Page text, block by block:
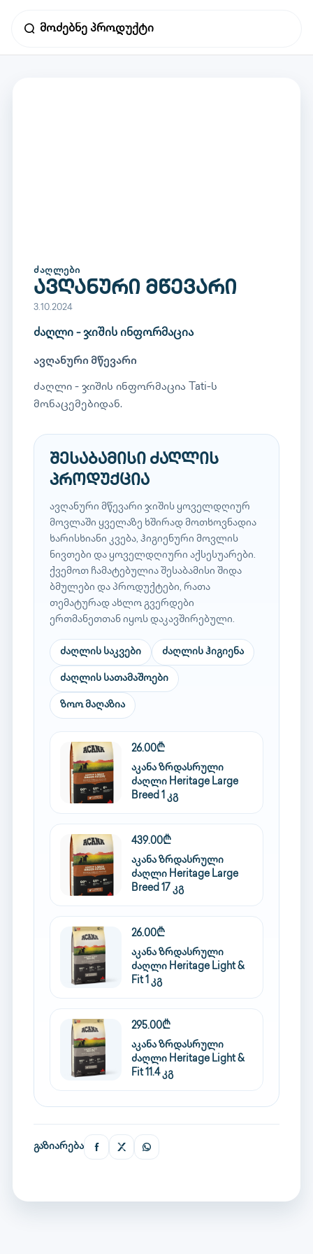
ᲫᲐᲦᲚᲔᲑᲘ
ავღანური მწევარი
3.10.2024
ძაღლი - ჯიშის ინფორმაცია
ავღანური მწევარი
ძაღლი - ჯიშის ინფორმაცია Tati-ს
მონაცემებიდან.
შესაბამისი ძაღლის
პროდუქცია
ავღანური მწევარი ჯიშის ყოველდღიურ
მოვლაში ყველაზე ხშირად მოთხოვნადია
ხარისხიანი კვება, ჰიგიენური მოვლის
ნივთები და ყოველდღიური აქსესუარები.
ქვემოთ ჩამატებულია შესაბამისი შიდა
ბმულები და პროდუქტები, რათა
თემატურად ახლო გვერდები
ერთმანეთთან იყოს დაკავშირებული.
ძაღლის საკვები ძაღლის ჰიგიენა
ძაღლის სათამაშოები
ზოო მაღაზია
26.00₾
აკანა ზრდასრული
ძაღლი Heritage Large
Breed 1 კგ
439.00₾
აკანა ზრდასრული
ძაღლი Heritage Large
Breed 17 კგ
26.00₾
აკანა ზრდასრული
ძაღლი Heritage Light &
Fit 1 კგ
295.00₾
აკანა ზრდასრული
ძაღლი Heritage Light &
Fit 11.4 კგ
გაზიარება